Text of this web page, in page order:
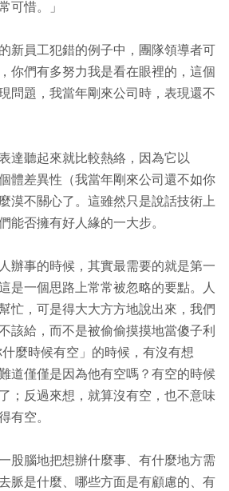
可惜。」
新員工犯錯的例子中，團隊領導者可
你們有多努力我是看在眼裡的，這個
問題，我當年剛來公司時，表現還不
達聽起來就比較熱絡，因為它以
體差異性（我當年剛來公司還不如你
漠不關心了。這雖然只是說話技術上
能否擁有好人緣的一大步。
辦事的時候，其實最需要的就是第一
是一個思路上常常被忽略的要點。人
忙，可是得大大方方地說出來，我們
該給，而不是被偷偷摸摸地當傻子利
麼時候有空」的時候，有沒有想
道僅僅是因為他有空嗎？有空的時候
；反過來想，就算沒有空，也不意味
有空。
股腦地把想辦什麼事、有什麼地方需
脈是什麼、哪些方面是有顧慮的、有